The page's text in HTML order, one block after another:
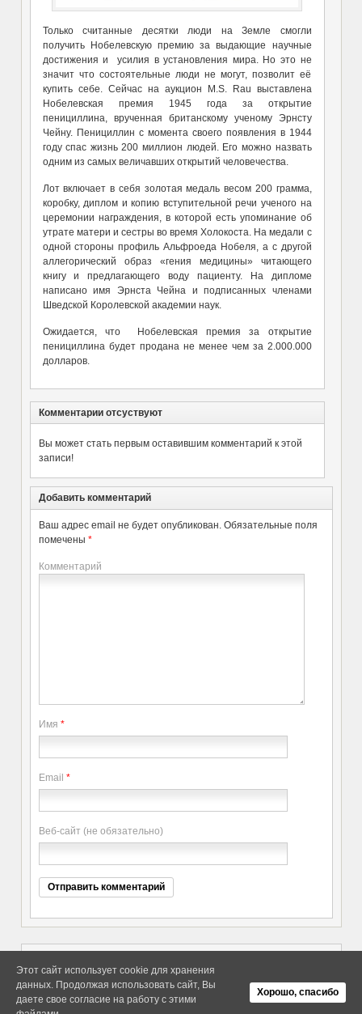
Только считанные десятки люди на Земле смогли
получить Нобелевскую премию за выдающие научные
достижения и усилия в установления мира. Но это не
значит что состоятельные люди не могут, позволит её
купить себе. Сейчас на аукцион M.S. Rau выставлена
Нобелевская премия 1945 года за открытие
пенициллина, врученная британскому ученому Эрнсту
Чейну. Пенициллин с момента своего появления в 1944
году спас жизнь 200 миллион людей. Его можно назвать
одним из самых величавших открытий человечества.
Лот включает в себя золотая медаль весом 200 грамма,
коробку, диплом и копию вступительной речи ученого на
церемонии награждения, в которой есть упоминание об
утрате матери и сестры во время Холокоста. На медали с
одной стороны профиль Альфроеда Нобеля, а с другой
аллегорический образ «гения медицины» читающего
книгу и предлагающего воду пациенту. На дипломе
написано имя Эрнста Чейна и подписанных членами
Шведской Королевской академии наук.
Ожидается, что Нобелевская премия за открытие
пенициллина будет продана не менее чем за 2.000.000
долларов.
Комментарии отсуствуют
Вы может стать первым оставившим комментарий к этой
записи!
Добавить комментарий
Ваш адрес email не будет опубликован. Обязательные поля
помечены *
Комментарий
Имя *
Email *
Веб-сайт (не обязательно)
Об Arras WordPress Theme
Copyright elitethings. All Rights
Reserved.
Этот сайт использует cookie для хранения
данных. Продолжая использовать сайт, Вы
даете свое согласие на работу с этими
Хорошо, спасибо